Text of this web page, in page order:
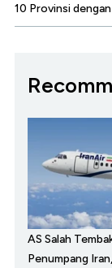
10 Provinsi
AS Salah
Penumpang